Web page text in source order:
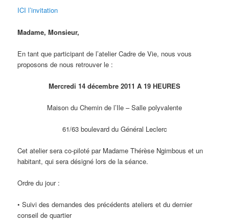
ICI l’invitation
Madame, Monsieur,
En tant que participant de l’atelier Cadre de Vie, nous vous
proposons de nous retrouver le :
Mercredi 14 décembre 2011 A 19 HEURES
Maison du Chemin de l’Ile – Salle polyvalente
61/63 boulevard du Général Leclerc
Cet atelier sera co-piloté par Madame Thérèse Ngimbous et un
habitant, qui sera désigné lors de la séance.
Ordre du jour :
• Suivi des demandes des précédents ateliers et du dernier
conseil de quartier